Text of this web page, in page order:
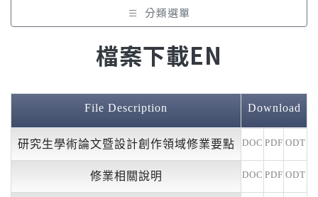
分類選單
檔案下載EN
File Description Download
研究生學術論文暨設計創作領域修業要點 DOC PDF ODT
修業相關說明 DOC PDF ODT